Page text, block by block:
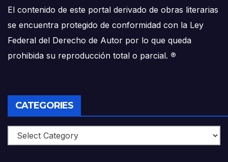
El contenido de este portal derivado de obras literarias
se encuentra protegido de conformidad con la Ley
Federal del Derecho de Autor por lo que queda
prohibida su reproducción total o parcial. ®
CATEGORIES
Categories